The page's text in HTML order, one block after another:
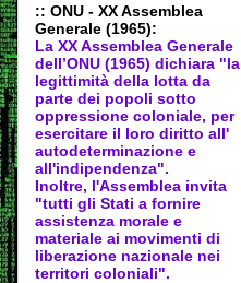
:: ONU - XX Assemblea
Generale (1965):
La XX Assemblea Generale
dell’ONU (1965) dichiara "la
legittimità della lotta da
parte dei popoli sotto
oppressione coloniale, per
esercitare il loro diritto all'
autodeterminazione e
all'indipendenza".
Inoltre, l'Assemblea invita
"tutti gli Stati a fornire
assistenza morale e
materiale ai movimenti di
liberazione nazionale nei
territori coloniali".